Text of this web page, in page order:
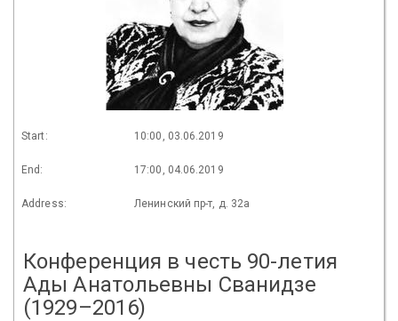
Start: 10:00, 03.06.2019
End: 17:00, 04.06.2019
Address: Ленинский пр-т, д. 32а
Конференция в честь 90-летия
Ады Анатольевны Сванидзе
(1929–2016)